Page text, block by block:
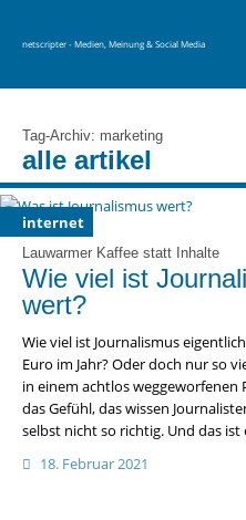
netscripter - Medien, Meinung & Social Media
Tag-Archiv: marketing
alle artikel
internet
Lauwarmer Kaffee statt Inhalte
Wie viel ist
wert?
Wie viel ist Journalismus
Euro im Jahr? Oder doch nur so
in einem achtlos weggeworfenen
das Gefühl, das wissen
selbst nicht so richtig. Und das ist
18. Februar 2021